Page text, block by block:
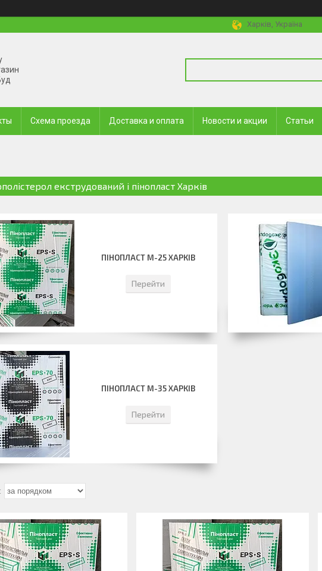
Харків, Україна
Схема проезда Доставка и оплата Новости и акции Статьи
екструдований і пінопласт Харків
ПІНОПЛАСТ М-25 ХАРКІВ
Перейти
ПІНОПЛАСТ М-35 ХАРКІВ
Перейти